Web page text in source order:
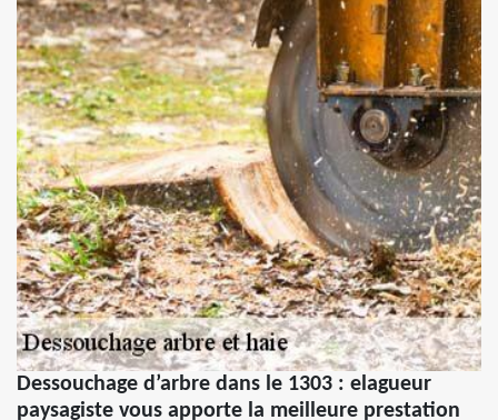
Dessouchage d’arbre dans le 1303 : elagueur
paysagiste vous apporte la meilleure prestation